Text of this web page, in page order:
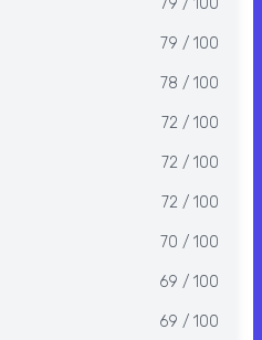
79 / 100
78 / 100
72 / 100
72 / 100
72 / 100
70 / 100
69 / 100
69 / 100